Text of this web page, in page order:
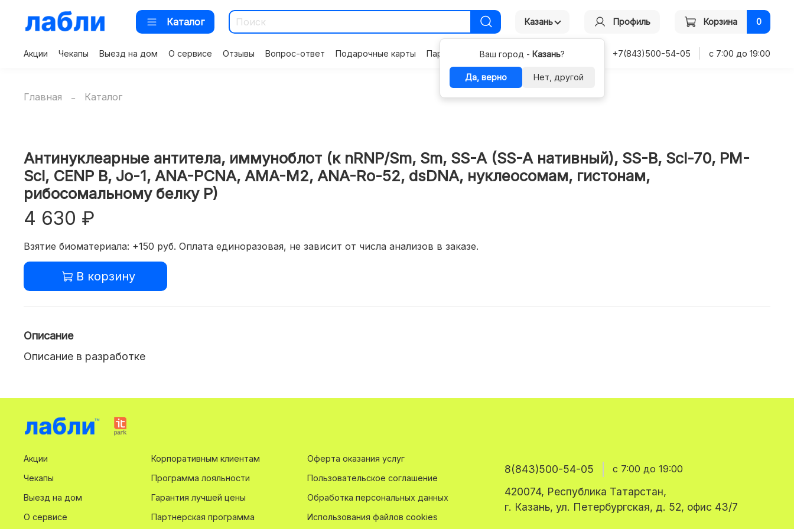
Каталог Казань
Ваш город - Казань?
Да, верно Нет, другой
Профиль Корзина 0
Акции Чекапы Выезд на дом О сервисе Отзывы Вопрос-ответ Подарочные карты Партнерам Контакты +7(843)500-54-05 с 7:00 до 19:00
Главная Каталог
Антинуклеарные антитела, иммуноблот (к nRNP/Sm, Sm, SS-A (SS-A нативный), SS-B, Scl-70, PM-
Scl, CENP B, Jo-1, ANA-PCNA, AMA-M2, ANA-Ro-52, dsDNA, нуклеосомам, гистонам,
рибосомальному белку P)
4 630 ₽
Взятие биоматериала: +150 руб. Оплата единоразовая, не зависит от числа анализов в заказе.
В корзину
Описание
Описание в разработке
Акции
Чекапы
Выезд на дом
О сервисе
Корпоративным клиентам
Программа лояльности
Гарантия лучшей цены
Партнерская программа
Оферта оказания услуг
Пользовательское соглашение
Обработка персональных данных
Использования файлов cookies
8(843)500-54-05 с 7:00 до 19:00
420074, Республика Татарстан,
г. Казань, ул. Петербургская, д. 52, офис 43/7